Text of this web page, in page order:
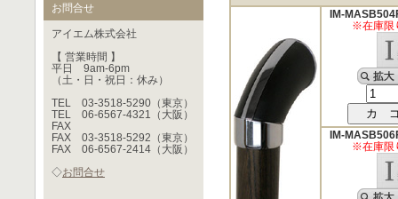
お問合せ
アイエム株式会社
【 営業時間 】
平日 9am-6pm
（土・日・祝日：休み）
TEL 03-3518-5290（東京）
TEL 06-6567-4321（大阪）
FAX
FAX 03-3518-5292（東京）
FAX 06-6567-2414（大阪）
◇お問合せ
IM-
※在庫限
IM-
※在庫限